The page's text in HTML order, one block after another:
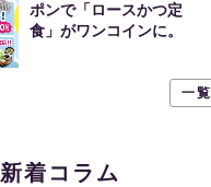
ポンで「ロースかつ定
食」がワンコインに。
一覧
新着コラム